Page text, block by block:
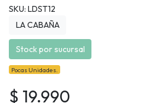
SKU: LDST12
LA CABAÑA
Stock por sucursal
Pocas Unidades.
$ 19.990